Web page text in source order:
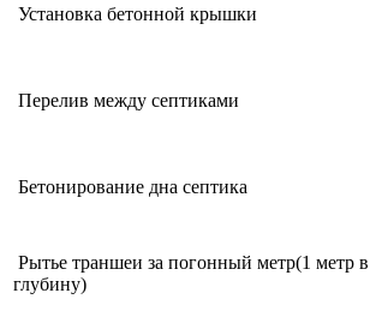
Установка бетонной крышки
Перелив между септиками
Бетонирование дна септика
Рытье траншеи за погонный метр(1 метр в
глубину)